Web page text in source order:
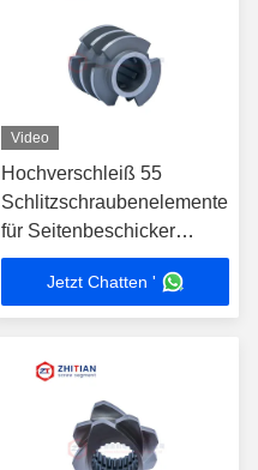
Video
Hochverschleiß 55
Schlitzschraubenelemente
für Seitenbeschicker
nitriert und poliert
Jetzt Chatten '